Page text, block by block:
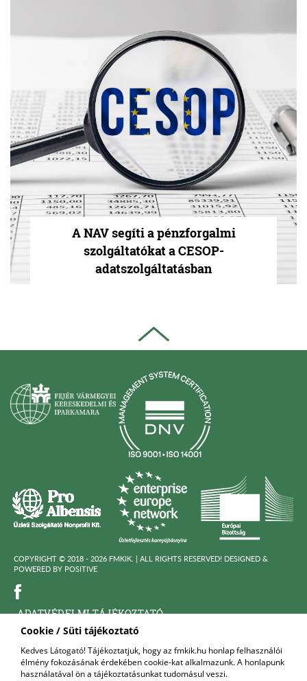
Cookie / Süti tájékoztató
Kedves Látogató! Tájékoztatjuk, hogy az fmkik.hu honlap felhasználói
élmény fokozásának érdekében cookie-kat alkalmazunk. A honlapunk
használatával ön a tájékoztatásunkat tudomásul veszi.
A NAV segíti a pénzforgalmi
szolgáltatókat a CESOP-
adatszolgáltatásban
COPYRIGHT © 2018 - 2026 FMKIK. | ALL RIGHTS RESERVED! DESIGNED &
POWERED BY POSITIVE
ADATVÉDELMI TÁJÉKOZTATÓ
FELNŐTTKÉPZŐ SZERVEZET